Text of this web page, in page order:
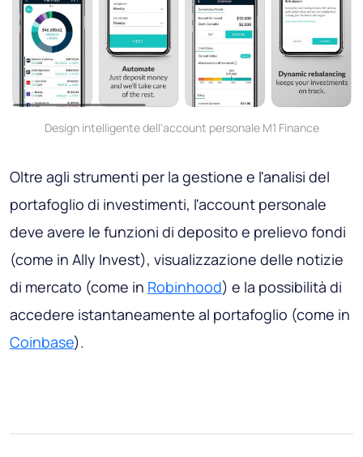
Design intelligente dell'account personale M1 Finance
Oltre agli strumenti per la gestione e l'analisi del
portafoglio di investimenti, l'account personale
deve avere le funzioni di deposito e prelievo fondi
(come in Ally Invest), visualizzazione delle notizie
di mercato (come in Robinhood) e la possibilità di
accedere istantaneamente al portafoglio (come in
Coinbase).